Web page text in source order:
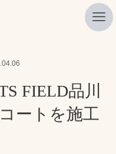
FIELD品川
ートを施工